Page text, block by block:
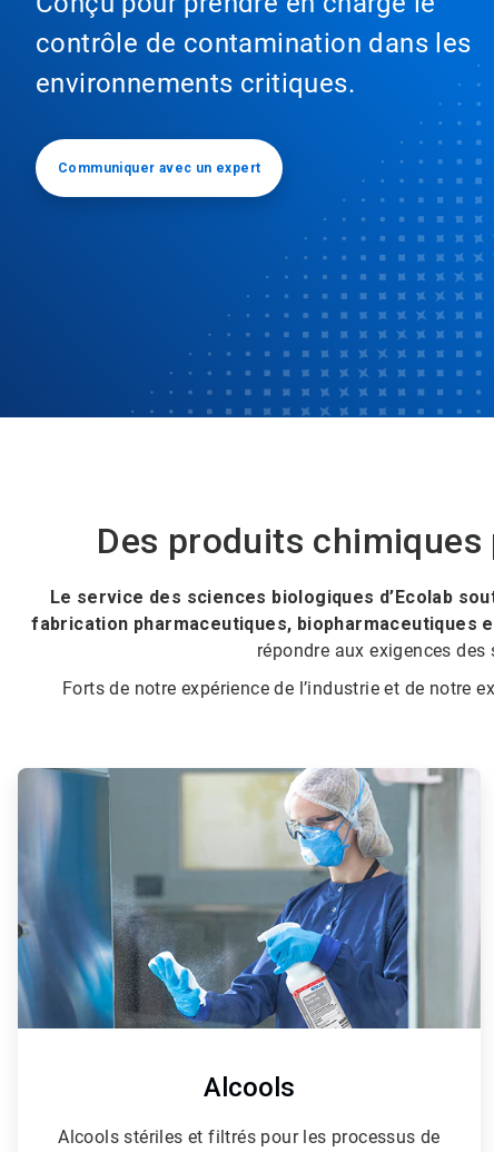
contrôle de contamination dans les
environnements critiques.
Communiquer avec un expert
Des produits
Le service des sciences biologiques d’Ecolab
fabrication pharmaceutiques, biopharmaceutiques
répondre aux exigences
Forts de notre expérience de l’industrie et de notre
ArticleTile
Alcools
Alcools stériles et filtrés pour les processus de